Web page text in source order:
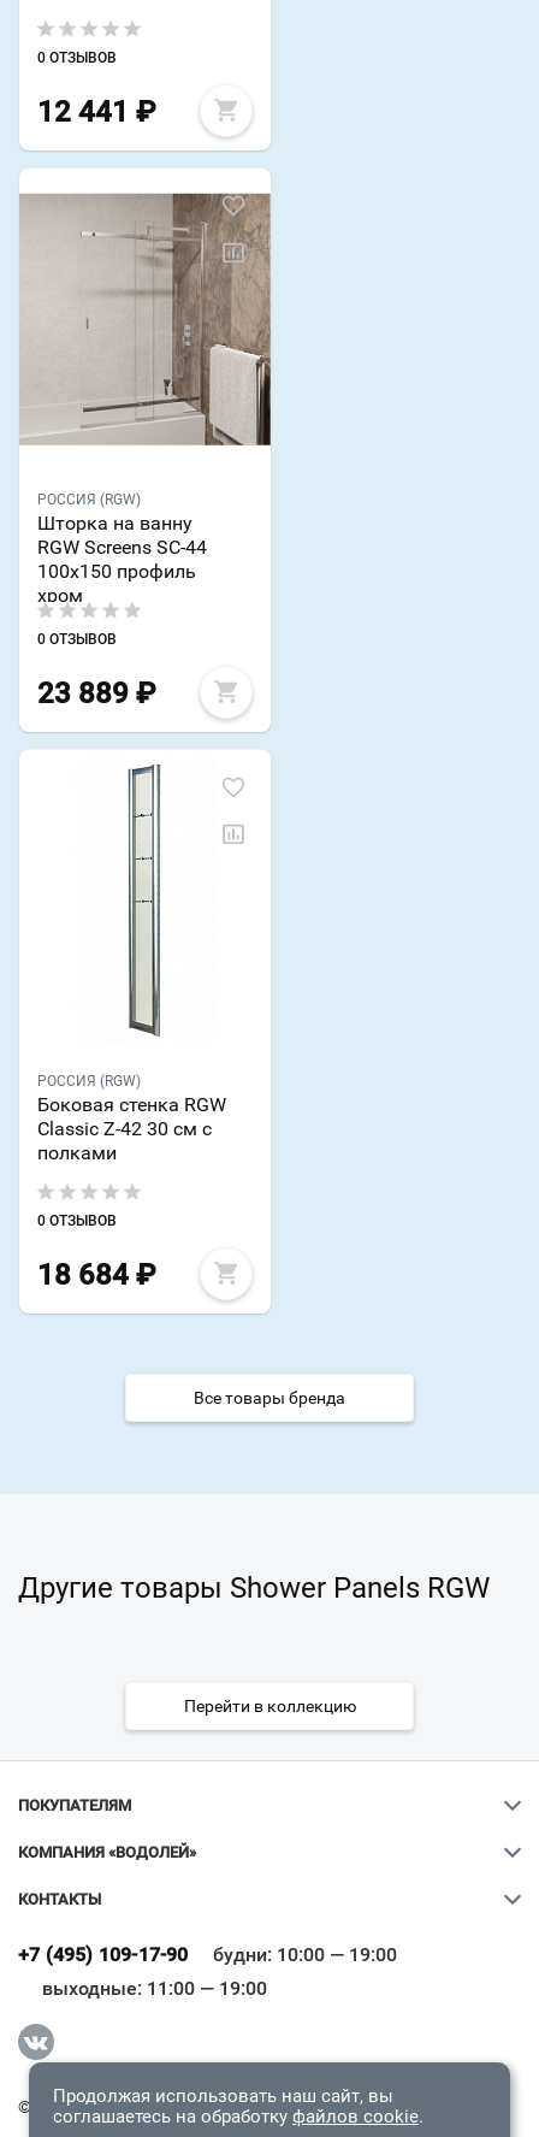
0 ОТЗЫВОВ
12 441 ₽
РОССИЯ (RGW)
Шторка на ванну
RGW Screens SC-44
100х150 профиль
хром
0 ОТЗЫВОВ
23 889 ₽
РОССИЯ (RGW)
Боковая стенка RGW
Classic Z-42 30 см с
полками
0 ОТЗЫВОВ
18 684 ₽
Все товары бренда
Другие товары Shower Panels RGW
Перейти в коллекцию
ПОКУПАТЕЛЯМ
КОМПАНИЯ «ВОДОЛЕЙ»
КОНТАКТЫ
+7 (495) 109-17-90
будни: 10:00 — 19:00
выходные: 11:00 — 19:00
© 2009-2026 «Водолей Онлайн». Все права защищены.
Всё верно
Продолжая использовать наш сайт, вы
соглашаетесь на обработку файлов cookie.